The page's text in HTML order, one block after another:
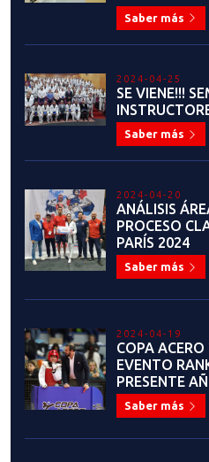
Saber más
2023-11-03
CONOZCA A:
Saber más
2023-10-31
ANUNCIO:
NACIONAL
Saber más
2023-10-29
HISTÓRICAS
SANTIAGO
Saber más